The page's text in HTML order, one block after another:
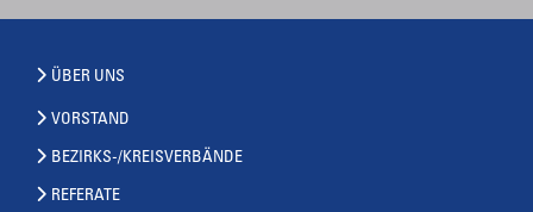
ÜBER UNS
VORSTAND
BEZIRKS-/KREISVERBÄNDE
REFERATE